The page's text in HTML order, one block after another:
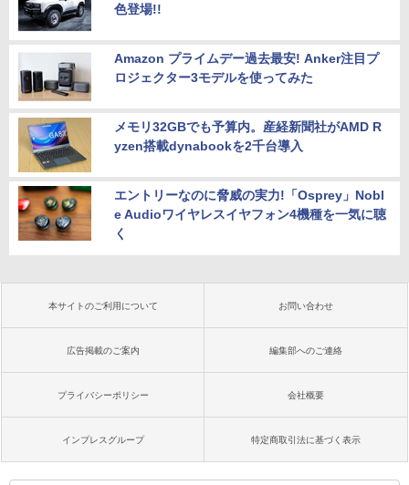
色登場!!
Amazon プライムデー過去最安! Anker注目プ
ロジェクター3モデルを使ってみた
メモリ32GBでも予算内。産経新聞社がAMD R
yzen搭載dynabookを2千台導入
エントリーなのに脅威の実力!「Osprey」Nobl
e Audioワイヤレスイヤフォン4機種を一気に聴
く
本サイトのご利用について お問い合わせ
広告掲載のご案内 編集部へのご連絡
プライバシーポリシー 会社概要
インプレスグループ 特定商取引法に基づく表示